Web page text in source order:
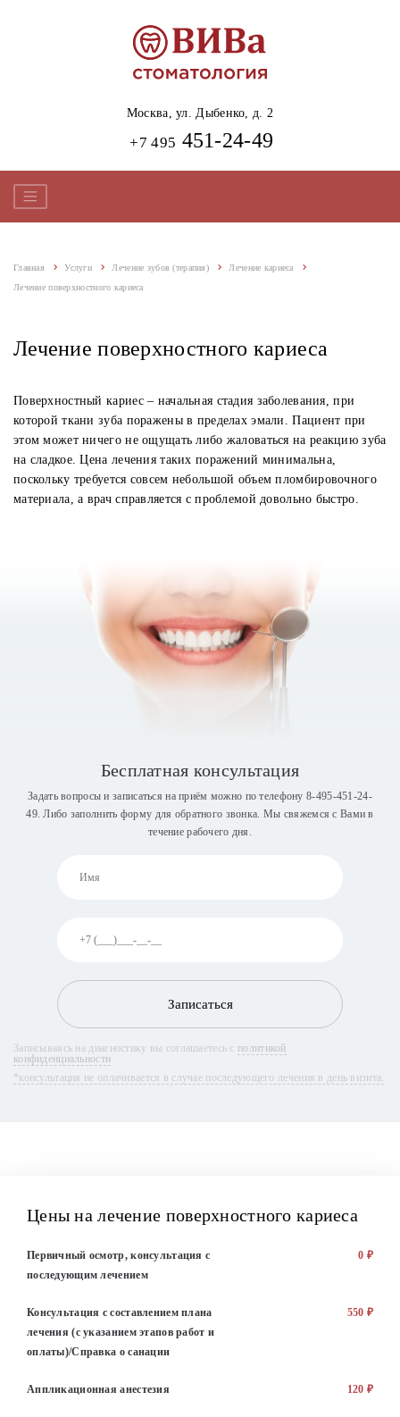
Москва,ул. Дыбенко, д. 2
+7 495 451-24-49
Главная Услуги Лечение зубов (терапия) Лечение кариеса
Лечение поверхностного кариеса
Лечение поверхностного кариеса
Поверхностный кариес – начальная стадия заболевания, при
которой ткани зуба поражены в пределах эмали. Пациент при
этом может ничего не ощущать либо жаловаться на реакцию зуба
на сладкое. Цена лечения таких поражений минимальна,
поскольку требуется совсем небольшой объем пломбировочного
материала, а врач справляется с проблемой довольно быстро.
Бесплатная консультация
Задать вопросы и записаться на приём можно по телефону8-495-451-24-
49. Либо заполнить форму для обратного звонка. Мы свяжемся с Вами в
течение рабочего дня.
Записаться
Записываясь на диагностику вы соглашаетесь с политикой
конфиденциальности
*консультация не оплачивается в случае последующего лечения в день визита.
Цены на лечение поверхностного кариеса
Первичный осмотр, консультация с
последующим лечением
0 ₽
Консультация с составлением плана
лечения (с указанием этапов работ и
оплаты)/Справка о санации
550 ₽
Аппликационная анестезия 120 ₽